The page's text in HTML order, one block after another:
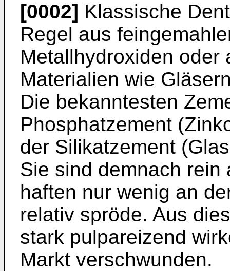
[0002] Klassische
Regel aus
Metallhydroxiden oder
Materialien wie
Die bekanntesten
Phosphatzement
der Silikatzement
Sie sind demnach rein
haften nur wenig an
relativ spröde. Aus
stark pulpareizend
Markt verschwunden.